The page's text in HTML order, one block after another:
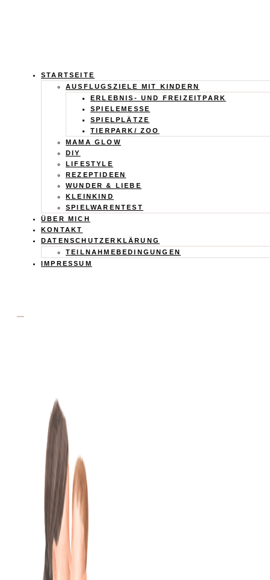
Calistas
Traum
STARTSEITE
AUSFLUGSZIELE MIT KINDERN
ERLEBNIS- UND FREIZEITPARK
SPIELEMESSE
SPIELPLÄTZE
TIERPARK/ ZOO
MAMA GLOW
DIY
LIFESTYLE
REZEPTIDEEN
WUNDER & LIEBE
KLEINKIND
SPIELWARENTEST
ÜBER MICH
KONTAKT
DATENSCHUTZERKLÄRUNG
TEILNAHMEBEDINGUNGEN
IMPRESSUM